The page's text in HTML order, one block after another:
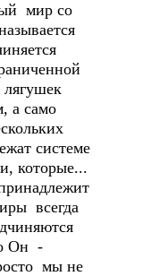
мир со
а само
системе
которые...
всегда
Он -
мы не